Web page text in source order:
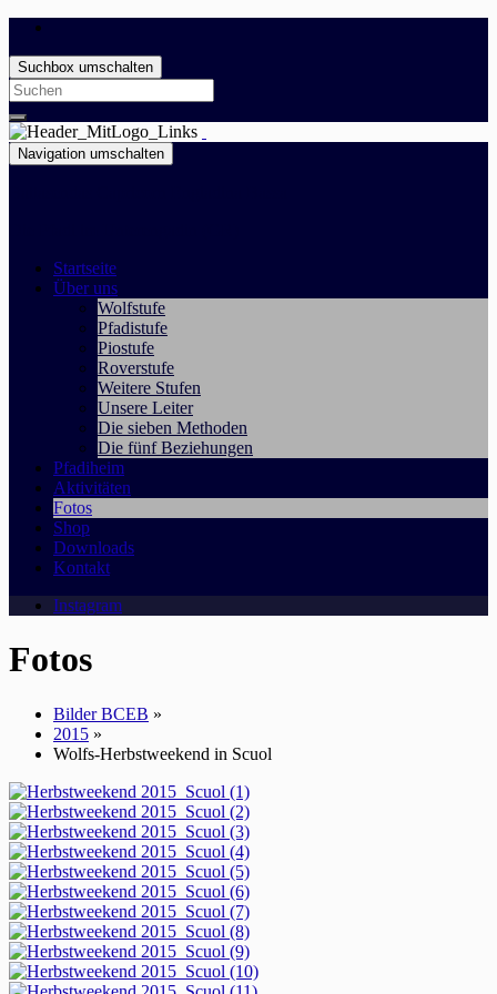
Suchbox umschalten
Search
for:
Navigation umschalten
Startseite
Über uns
Wolfstufe
Pfadistufe
Piostufe
Roverstufe
Weitere Stufen
Unsere Leiter
Die sieben Methoden
Die fünf Beziehungen
Pfadiheim
Aktivitäten
Fotos
Shop
Downloads
Kontakt
Instagram
Fotos
Bilder BCEB »
2015 »
Wolfs-Herbstweekend in Scuol